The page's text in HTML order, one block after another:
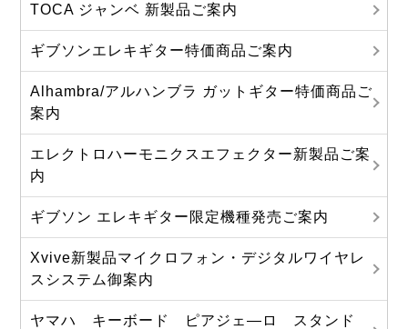
TOCA ジャンベ 新製品ご案内
ギブソンエレキギター特価商品ご案内
Alhambra/アルハンブラ ガットギター特価商品ご
案内
エレクトロハーモニクスエフェクター新製品ご案
内
ギブソン エレキギター限定機種発売ご案内
Xvive新製品マイクロフォン・デジタルワイヤレ
スシステム御案内
ヤマハ キーボード ピアジェ―ロ スタンド